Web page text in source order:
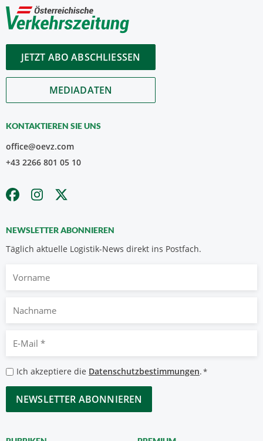
JETZT ABO ABSCHLIESSEN
MEDIADATEN
KONTAKTIEREN SIE UNS
office@oevz.com
+43 2266 801 05 10
NEWSLETTER ABONNIEREN
Täglich aktuelle Logistik-News direkt ins Postfach.
Vorname
Nachname
Mail
*
Datenschutzbestimmungen
*
Ich akzeptiere die Datenschutzbestimmungen.*
CAPTCHA